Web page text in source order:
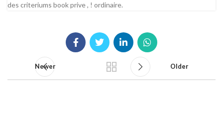
des criteriums book prive , ! ordinaire.
Newer Older